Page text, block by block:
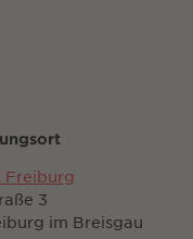
Freiburg
3
im Breisgau